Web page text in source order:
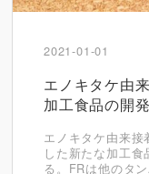
2021-01-01
エノキタケ由
加工食品の開
エノキタケ由来
した新たな加工
る。FRは他のタ